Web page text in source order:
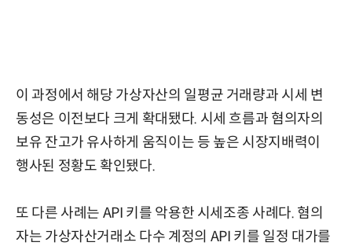
이 과정에서 해당 가상자산의 일평균 거래량과 시세 변
동성은 이전보다 크게 확대됐다. 시세 흐름과 혐의자의
보유 잔고가 유사하게 움직이는 등 높은 시장지배력이
행사된 정황도 확인됐다.
또 다른 사례는 API 키를 악용한 시세조종 사례다. 혐의
자는 가상자산거래소 다수 계정의 API 키를 일정 대가를